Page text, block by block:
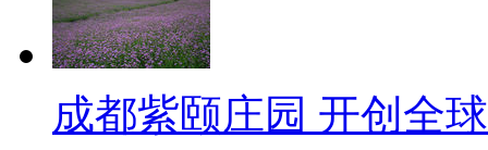
成都紫颐庄园 开创全